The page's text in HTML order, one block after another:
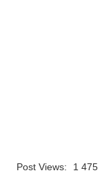
Post Views: 1 475